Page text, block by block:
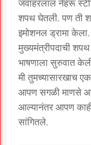
जवाहरलाल नेहरू
शपथ घेतली. पण ती
इमोशनल ड्रामा
मुख्यमंत्रीपदाची
भाषणाला सुरुवात
मी तुमच्यासारखाच
आपण सगळी माणसे
आल्यानंतर आपण
सांगितले.